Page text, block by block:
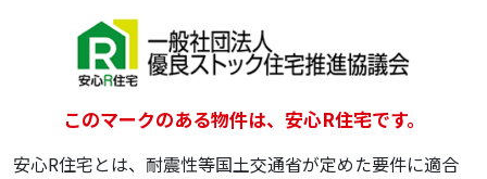
このマークのある物件は、安心R住宅です。
安心R住宅とは、耐震性等国土交通省が定めた要件に適合